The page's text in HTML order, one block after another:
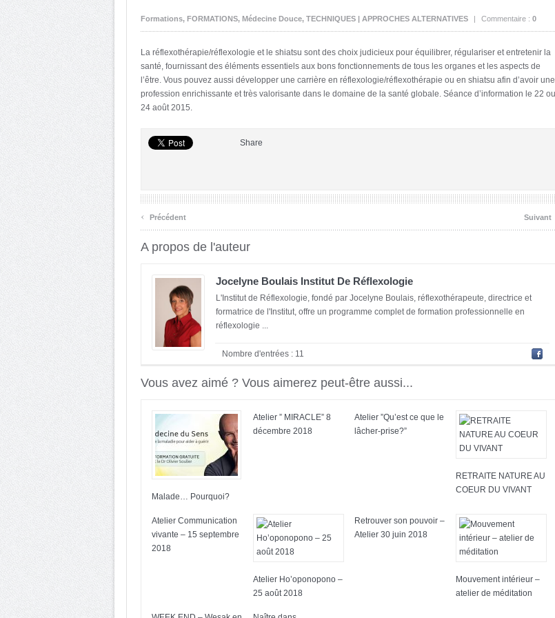
Formations, FORMATIONS, Médecine Douce, TECHNIQUES | APPROCHES ALTERNATIVES | Commentaire : 0
La réflexothérapie/réflexologie et le shiatsu sont des choix judicieux pour équilibrer, régulariser et entretenir la
santé, fournissant des éléments essentiels aux bons fonctionnements de tous les organes et les aspects de
l’être. Vous pouvez aussi développer une carrière en réflexologie/réflexothérapie ou en shiatsu afin d’avoir une
profession enrichissante et très valorisante dans le domaine de la santé globale. Séance d’information le 22 ou
24 août 2015.
Share
‹ Précédent Suivant
A propos de l'auteur
Jocelyne Boulais Institut De Réflexologie
L'Institut de Réflexologie, fondé par Jocelyne Boulais, réflexothérapeute, directrice et
formatrice de l'Institut, offre un programme complet de formation professionnelle en
réflexologie ...
Nombre d'entrées : 11
Vous avez aimé ? Vous aimerez peut-être aussi...
Malade… Pourquoi?
Atelier ” MIRACLE” 8
décembre 2018
Atelier ”Qu’est ce que le
lâcher-prise?”
RETRAITE NATURE AU
COEUR DU VIVANT
Atelier Communication
vivante – 15 septembre
2018
Atelier Ho’oponopono –
25 août 2018
Retrouver son pouvoir –
Atelier 30 juin 2018
Mouvement intérieur –
atelier de méditation